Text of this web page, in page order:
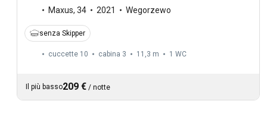
Maxus, 34 2021 Wegorzewo
senza Skipper
cuccette 10 cabina 3 11,3 m 1 WC
Il più basso209 € / notte